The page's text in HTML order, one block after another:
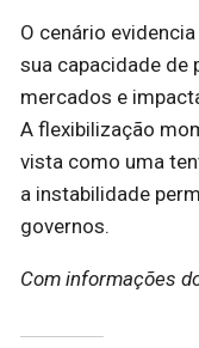
O cenário
sua capacidade de
mercados e
A flexibilização
vista como uma
a instabilidade
governos.
Com informações